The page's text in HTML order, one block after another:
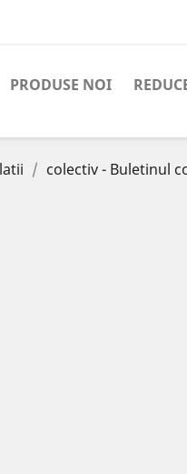
PRODUSE NOI
colectiv - Buletinul